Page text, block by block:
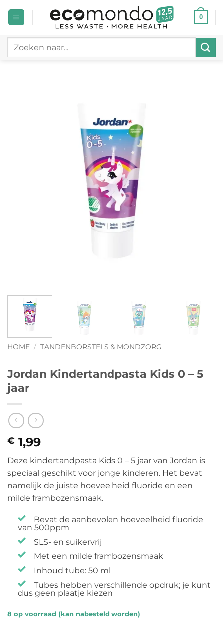
naar
0
Zoeken
HOME / TANDENBORSTELS & MONDZORG
Jordan Kindertandpasta Kids 0 – 5
jaar
€ 1,99
Deze kindertandpasta Kids 0 – 5 jaar van Jordan is
speciaal geschikt voor jonge kinderen. Het bevat
namelijk de juiste hoeveelheid fluoride en een
milde frambozensmaak.
Bevat de aanbevolen hoeveelheid fluoride
van 500ppm
SLS- en suikervrij
Met een milde frambozensmaak
Inhoud tube: 50 ml
Tubes hebben verschillende opdruk; je kunt
dus geen plaatje kiezen
8 op voorraad (kan nabesteld worden)